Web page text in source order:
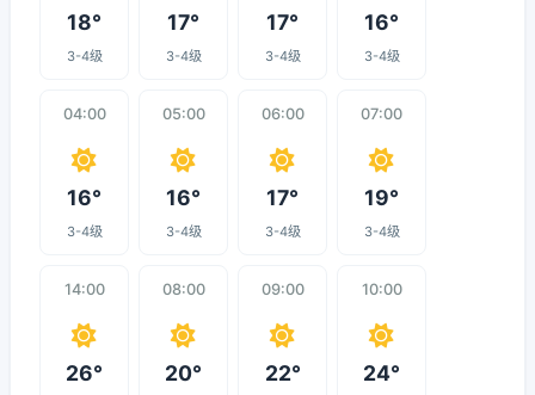
18°
3-4级
17°
3-4级
17°
3-4级
16°
3-4级
04:00
16°
3-4级
05:00
16°
3-4级
06:00
17°
3-4级
07:00
19°
3-4级
14:00
26°
08:00
20°
09:00
22°
10:00
24°